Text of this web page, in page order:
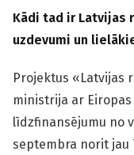
Kādi tad ir Latvijas
uzdevumi un
Projektus «Latvijas
ministrija ar
līdzfinansējumu no
septembra norit jau